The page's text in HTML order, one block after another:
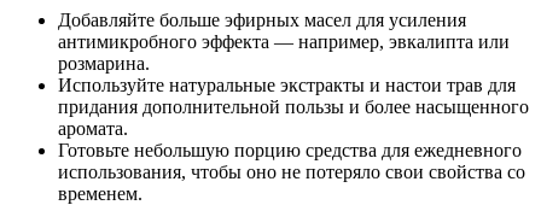
Добавляйте больше эфирных масел для усиления
антимикробного эффекта — например, эвкалипта или
розмарина.
Используйте натуральные экстракты и настои трав для
придания дополнительной пользы и более насыщенного
аромата.
Готовьте небольшую порцию средства для ежедневного
использования, чтобы оно не потеряло свои свойства со
временем.